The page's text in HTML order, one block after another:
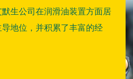
生公司在润滑油装置方面居
地位，并积累了丰富的经